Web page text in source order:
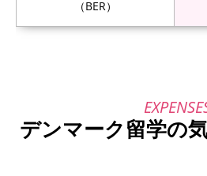
（BER）
デンマーク留学の